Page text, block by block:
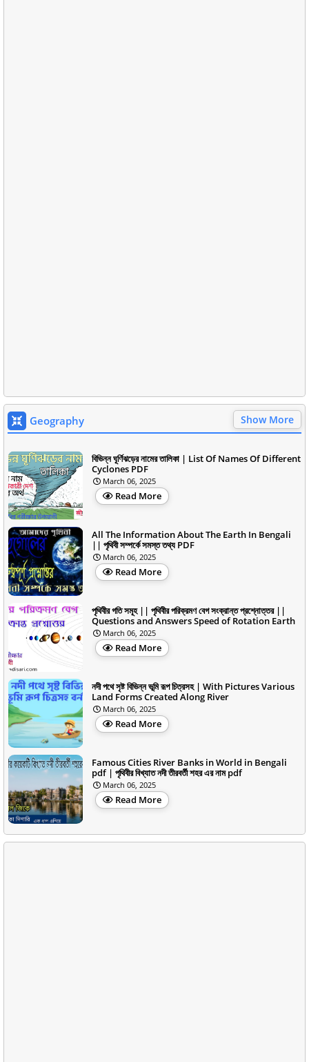
Geography Show More
বিভিন্ন ঘূর্ণিঝড়ের নামের তালিকা | List Of Names Of Different
Cyclones PDF
March 06, 2025
Read More
All The Information About The Earth In Bengali
|| পৃথিবী সম্পর্কে সমস্ত তথ্য PDF
March 06, 2025
Read More
পৃথিবীর গতি সমূহ || পৃথিবীর পরিক্রমণ বেগ সংক্রান্ত প্রশ্নোত্তর ||
Questions and Answers Speed of Rotation Earth
March 06, 2025
Read More
নদী পথে সৃষ্ট বিভিন্ন ভূমি রূপ চিত্রসহ | With Pictures Various
Land Forms Created Along River
March 06, 2025
Read More
Famous Cities River Banks in World in Bengali
pdf | পৃথিবীর বিখ্যাত নদী তীরবর্তী শহর এর নাম pdf
March 06, 2025
Read More